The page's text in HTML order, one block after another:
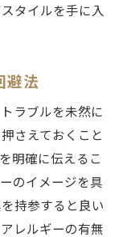
タイルを手に入
避法
ラブルを未然に
さえておくこと
明確に伝えるこ
のイメージを具
持参すると良い
レルギーの有無